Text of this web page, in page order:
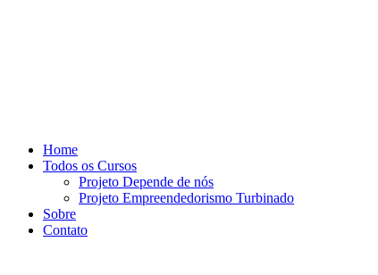
Home
Todos os Cursos
Projeto Depende de nós
Projeto Empreendedorismo Turbinado
Sobre
Contato